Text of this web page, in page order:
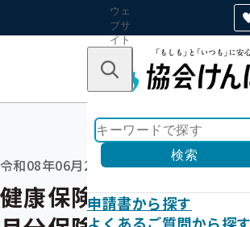
ウェ
ブサ
イト
のナ
ン
キーワードで探す
検索
申請書から探す
令和08年06月26日
健康保険の任意継続被